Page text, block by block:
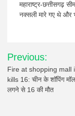
महाराष्ट्र-छत्तीसगढ़
नक्सली मारे गए थे और
Post
Previous:
Fire at shopping mall
kills 16: चीन के शॉपिंग
लगने से 16 की मौत